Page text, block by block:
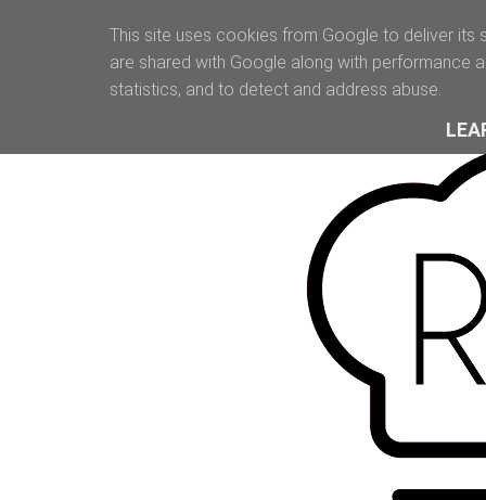
This site uses cookies from Google to deliver its
are shared with Google along with performance
statistics, and to detect and address abuse.